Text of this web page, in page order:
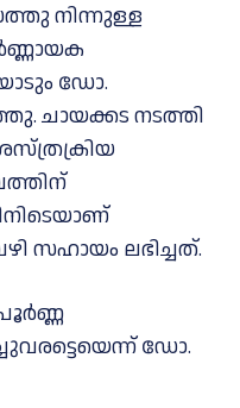
നിന്നുള്ള
ഡോ.
ചായക്കട നടത്തി
സഹായം ലഭിച്ചത്.
ഡോ.